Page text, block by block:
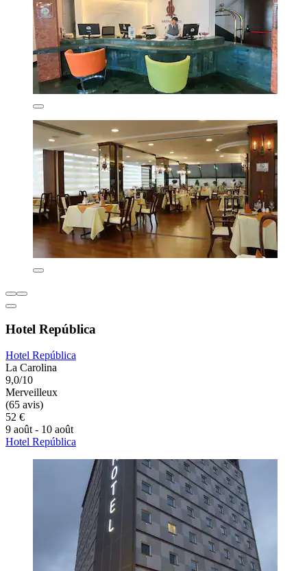
Hotel República
Hotel República
La Carolina
9,0/10
Merveilleux
(65 avis)
52 €
9 août - 10 août
Hotel República